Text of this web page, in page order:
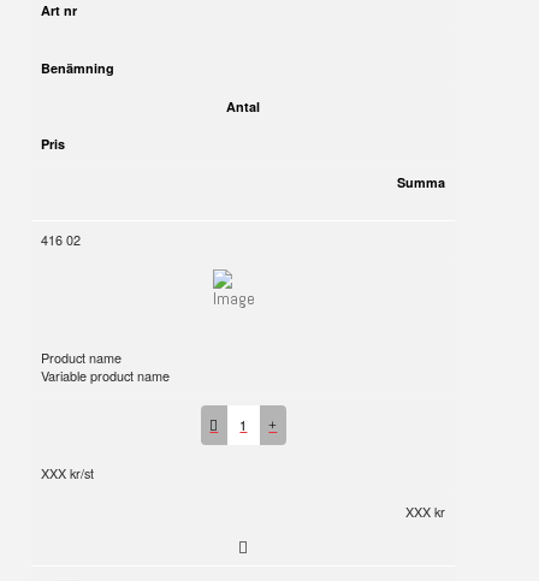
Art nr
Benämning
Antal
Pris
Summa
416 02
Product name
Variable product name
1
XXX kr/st
XXX kr